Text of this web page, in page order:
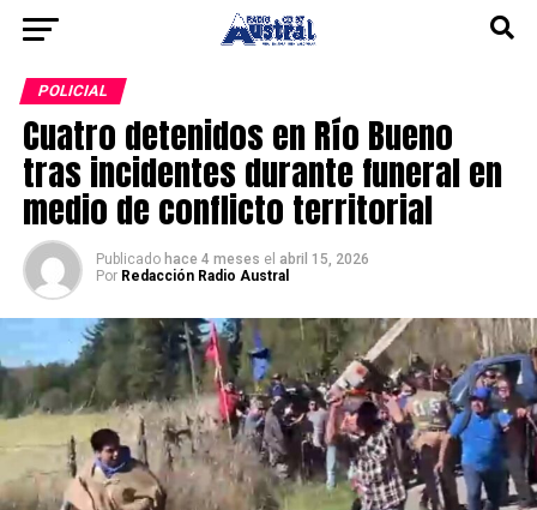
POLICIAL
Cuatro detenidos en Río Bueno
tras incidentes durante funeral en
medio de conflicto territorial
Publicado hace 4 meses el abril 15, 2026
Por Redacción Radio Austral